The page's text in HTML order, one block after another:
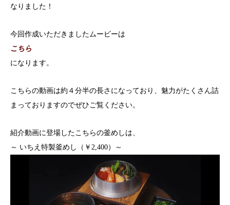
なりました！
今回作成いただきましたムービーは
こちら
になります。
こちらの動画は約４分半の長さになっており、魅力がたくさん詰
まっておりますのでぜひご覧ください。
紹介動画に登場したこちらの釜めしは、
～ いちえ特製釜めし（￥2,400）～